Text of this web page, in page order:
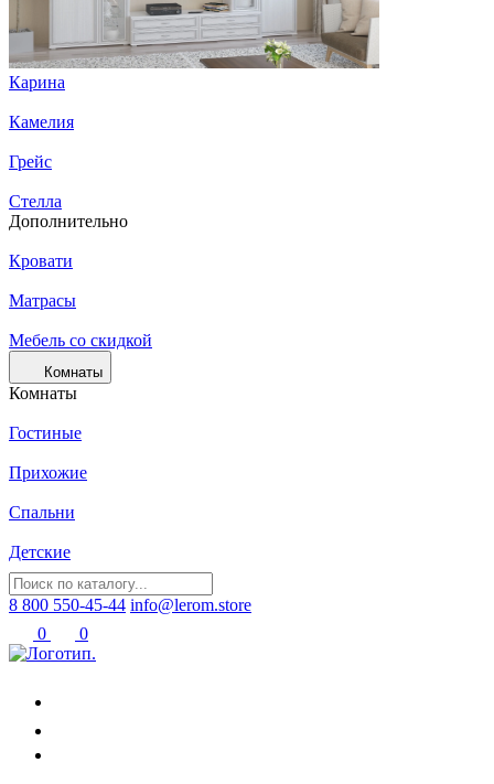
Карина
Камелия
Грейс
Стелла
Дополнительно
Кровати
Матрасы
Мебель со скидкой
Комнаты
Комнаты
Гостиные
Прихожие
Спальни
Детские
8 800 550-45-44 info@lerom.store
0
0